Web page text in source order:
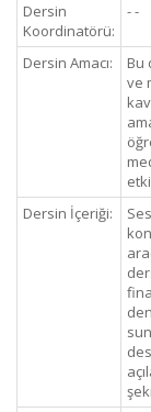
Dersin
Koordinatörü:
- -
Dersin Amacı:
Bu
ve
Dersin İçeriği: